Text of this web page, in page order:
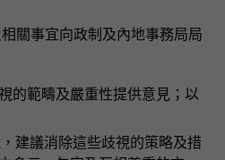
關事宜向政制及內地事務局局
的範疇及嚴重性提供意見；以
建議消除這些歧視的策略及措